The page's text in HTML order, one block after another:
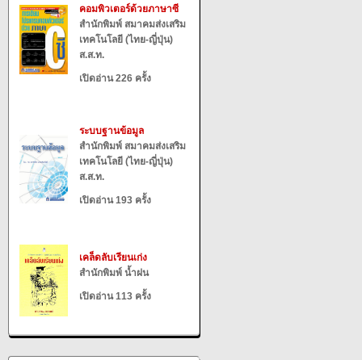
คอมพิวเตอร์ด้วยภาษาซี
สำนักพิมพ์ สมาคมส่งเสริม
เทคโนโลยี (ไทย-ญี่ปุ่น)
ส.ส.ท.
เปิดอ่าน 226 ครั้ง
ระบบฐานข้อมูล
สำนักพิมพ์ สมาคมส่งเสริม
เทคโนโลยี (ไทย-ญี่ปุ่น)
ส.ส.ท.
เปิดอ่าน 193 ครั้ง
เคล็ดลับเรียนเก่ง
สำนักพิมพ์ น้ำฝน
เปิดอ่าน 113 ครั้ง